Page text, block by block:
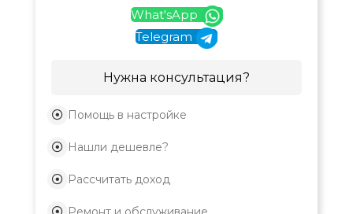
What'sApp
Telegram
Нужна консультация?
Помощь в настройке
Нашли дешевле?
Рассчитать доход